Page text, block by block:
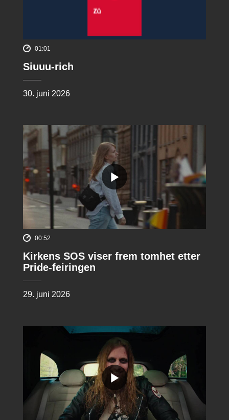
01:01
Siuuu-rich
30. juni 2026
00:52
Kirkens SOS viser frem tomhet etter
Pride-feiringen
29. juni 2026